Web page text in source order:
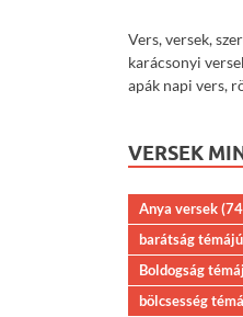
Vers, versek,
karácsonyi
apák napi vers,
VERSEK
Anya versek
barátság témájú
Boldogság
bölcsesség